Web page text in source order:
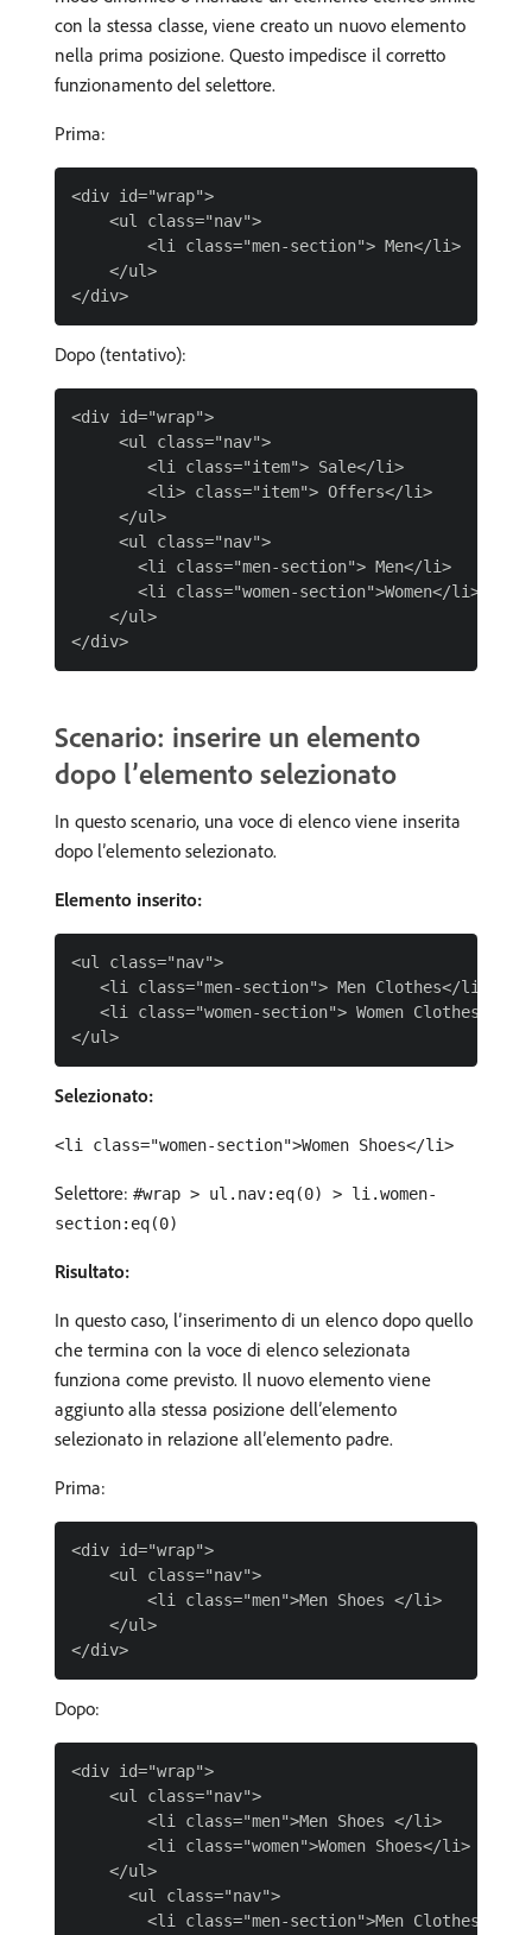
con la stessa classe, viene creato un nuovo elemento
nella prima posizione. Questo impedisce il corretto
funzionamento del selettore.
Prima:
<div id="wrap">
<ul class="nav">
<li class="men-section"> Men</li>
</ul>
Dopo (tentativo):
<div id="wrap">
<ul class="nav">
        <li class="item"> Sale</li>
        <li> class="item"> Offers</li>
     </ul>
     <ul class="nav">
<li class="men-section"> Men</li>
<li class="women-section">Women</li>
</ul>
Scenario: inserire un elemento
dopo l’elemento selezionato
In questo scenario, una voce di elenco viene inserita
dopo l’elemento selezionato.
Elemento inserito:
<ul class="nav">
   <li class="men-section"> Men Clothes</li>
   <li class="women-section"> Women Clothes</li>
Selezionato:
<li class="women-section">Women Shoes</li>
Selettore: #wrap > ul.nav:eq(0) > li.women-
section:eq(0)
Risultato:
In questo caso, l’inserimento di un elenco dopo quello
che termina con la voce di elenco selezionata
funziona come previsto. Il nuovo elemento viene
aggiunto alla stessa posizione dell’elemento
selezionato in relazione all’elemento padre.
Prima:
<div id="wrap">
<ul class="nav">
<li class="men">Men Shoes </li>
</ul>
Dopo:
<div id="wrap">
<ul class="nav">
        <li class="men">Men Shoes </li>
        <li class="women">Women Shoes</li>
</ul>
      <ul class="nav">
        <li class="men-section">Men Clothes</li>